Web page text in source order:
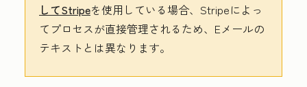
してStripeを使用している場合、Stripeによっ
てプロセスが直接管理されるため、Eメールの
テキストとは異なります。